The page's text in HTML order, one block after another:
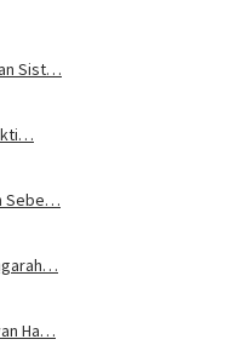
Sist…
Sebe…
Ha…